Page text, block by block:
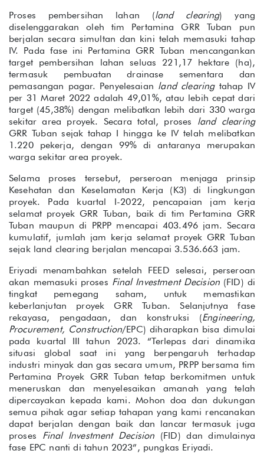
Proses pembersihan lahan (land clearing) yang
diselenggarakan oleh tim Pertamina GRR Tuban pun
berjalan secara simultan dan kini telah memasuki tahap
IV. Pada fase ini Pertamina GRR Tuban mencangankan
target pembersihan lahan seluas 221,17 hektare (ha),
termasuk pembuatan drainase sementara dan
pemasangan pagar. Penyelesaian land clearingtahap IV
per 31 Maret 2022 adalah 49,01%, atau lebih cepat dari
target (45,38%) dengan melibatkan lebih dari 330 warga
sekitar area proyek. Secara total, proses land clearing
GRR Tuban sejak tahap I hingga ke IV telah melibatkan
1.220 pekerja, dengan 99% di antaranya merupakan
warga sekitar area proyek.
Selama proses tersebut, perseroan menjaga prinsip
Kesehatan dan Keselamatan Kerja (K3) di lingkungan
proyek. Pada kuartal I-2022, pencapaian jam kerja
selamat proyek GRR Tuban, baik di tim Pertamina GRR
Tuban maupun di PRPP mencapai 403.496 jam. Secara
kumulatif, jumlah jam kerja selamat proyek GRR Tuban
sejak land clearing berjalan mencapai 3.536.663 jam.
Eriyadi menambahkan setelah FEED selesai, perseroan
akan memasuki proses Final Investment Decision (FID) di
tingkat pemegang saham, untuk memastikan
keberlanjutan proyek GRR Tuban. Selanjutnya fase
rekayasa, pengadaan, dan konstruksi (Engineering,
Procurement, Construction/EPC) diharapkan bisa dimulai
pada kuartal III tahun 2023. “Terlepas dari dinamika
situasi global saat ini yang berpengaruh terhadap
industri minyak dan gas secara umum, PRPP bersama tim
Pertamina Proyek GRR Tuban tetap berkomitmen untuk
meneruskan dan menyelesaikan amanah yang telah
dipercayakan kepada kami. Mohon doa dan dukungan
semua pihak agar setiap tahapan yang kami rencanakan
dapat berjalan dengan baik dan lancar termasuk juga
proses Final Investment Decision (FID) dan dimulainya
fase EPC nanti di tahun 2023”, pungkas Eriyadi.